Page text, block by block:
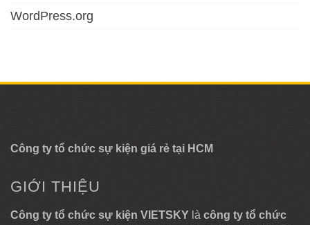
WordPress.org
Công ty tổ chức sự kiện giá rẻ tại HCM
GIỚI THIỆU
Công ty tổ chức sự kiện VIETSKY là công ty tổ chức